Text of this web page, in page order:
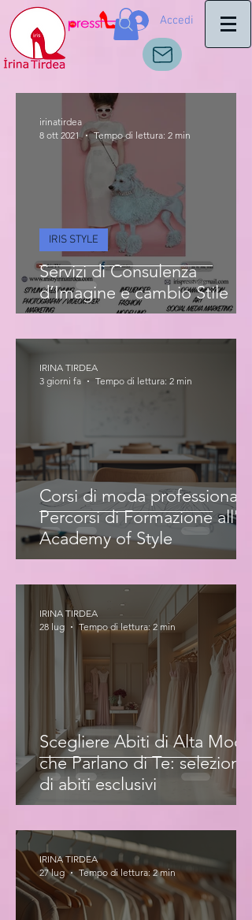
Accedi
Servizi di Consulenza
d’Imagine e cambio Stile
IRIS STYLE
irinatirdea
8 ott 2021
Tempo di lettura: 2 min
Corsi di moda professionale:
Percorsi di Formazione all'Iris
Academy of Style
IRINA TIRDEA
3 giorni fa
Tempo di lettura: 2 min
Scegliere Abiti di Alta Moda
che Parlano di Te: selezione
di abiti esclusivi
IRINA TIRDEA
28 lug
Tempo di lettura: 2 min
IRINA TIRDEA
27 lug
Tempo di lettura: 2 min